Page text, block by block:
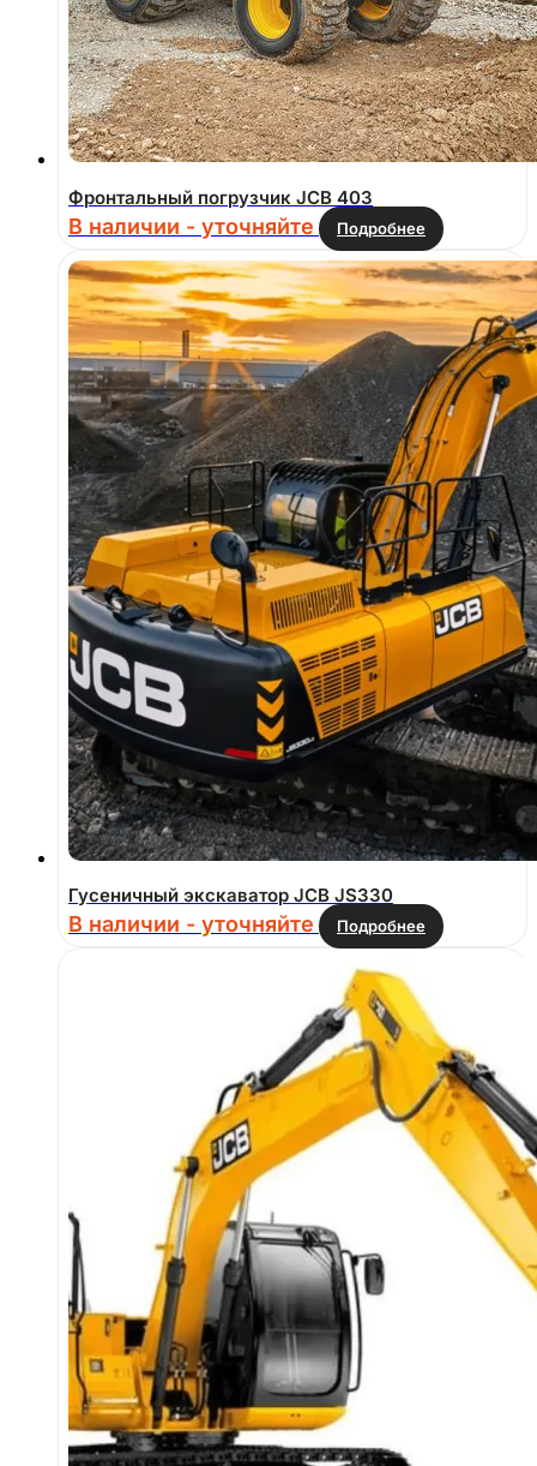
Фронтальный погрузчик JCB 403
В наличии - уточняйте Подробнее
Гусеничный экскаватор JCB JS330
В наличии - уточняйте Подробнее